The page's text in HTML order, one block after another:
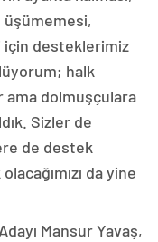
üşümemesi,
için desteklerimiz
halk
dolmuşçulara
Sizler de
de destek
da yine
Mansur Yavaş,